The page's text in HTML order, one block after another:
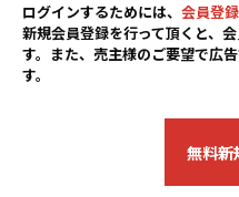
ログインするためには、 会員登録
新規会員登録を行って頂くと、
す。また、売主様のご要望で広
す。
無料新